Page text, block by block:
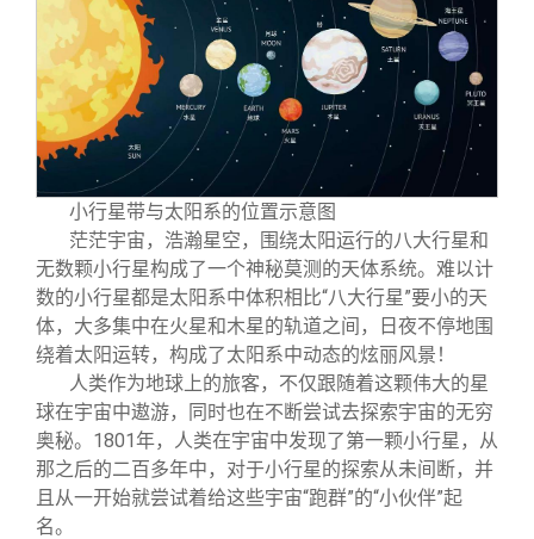
校友文苑
校友讲坛
校友视界
三创大赛
实用信息
会长致辞
总会章程
理事会名单
制度法规
联系我们
小行星带与太阳系的位置示意图
茫茫宇宙，浩瀚星空，围绕太阳运行的八大行星和
无数颗小行星构成了一个神秘莫测的天体系统。难以计
数的小行星都是太阳系中体积相比“八大行星”要小的天
体，大多集中在火星和木星的轨道之间，日夜不停地围
绕着太阳运转，构成了太阳系中动态的炫丽风景！
人类作为地球上的旅客，不仅跟随着这颗伟大的星
球在宇宙中遨游，同时也在不断尝试去探索宇宙的无穷
奥秘。1801年，人类在宇宙中发现了第一颗小行星，从
那之后的二百多年中，对于小行星的探索从未间断，并
且从一开始就尝试着给这些宇宙“跑群”的“小伙伴”起
名。